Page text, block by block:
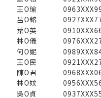
王O瑜
呂O銘
葉O英
林O儀
何O妮
王O民
陳O君
林O妏
吳O貞